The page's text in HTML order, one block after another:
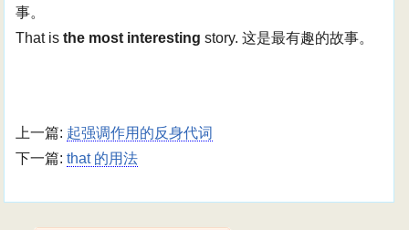
事。
That isthe most interesting story. 这是最有趣的故事。
上一篇: 起强调作用的反身代词
下一篇:that 的用法